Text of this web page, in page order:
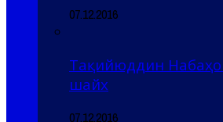
07.12.2016
Тақийюддин
шайх
07.12.2016